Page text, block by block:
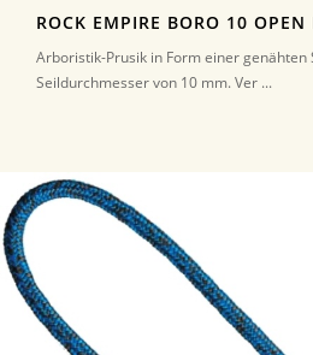
ROCK EMPIRE BORO 10 OPEN
Arboristik-Prusik in Form einer genähten
Seildurchmesser von 10 mm. Ver ...